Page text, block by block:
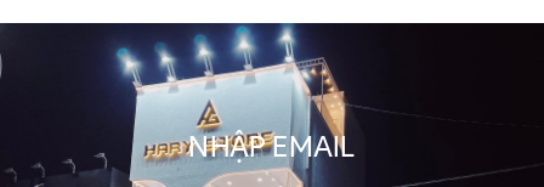
NHẬP EMAIL